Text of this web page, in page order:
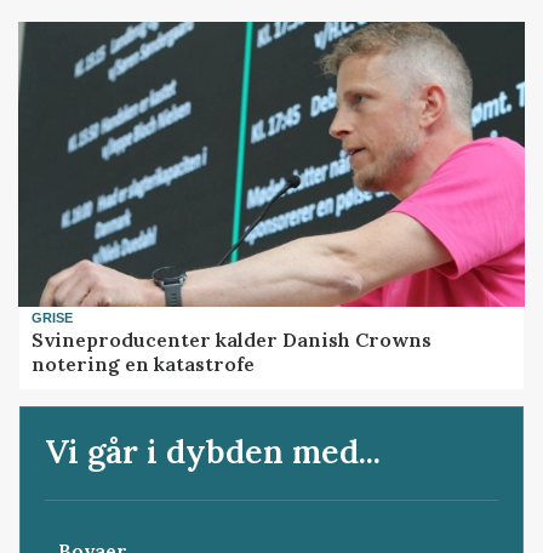
GRISE
Svineproducenter kalder Danish Crowns
notering en katastrofe
Vi går i dybden med...